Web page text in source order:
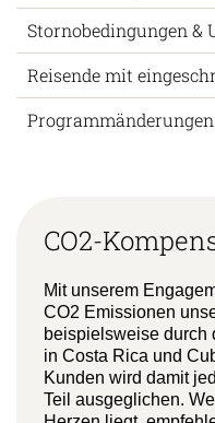
Stornobedingungen &
Reisende mit
Programmänderungen
CO2-
Mit unserem
CO2 Emissionen
beispielsweise durch
in Costa Rica und
Kunden wird damit
Teil ausgeglichen.